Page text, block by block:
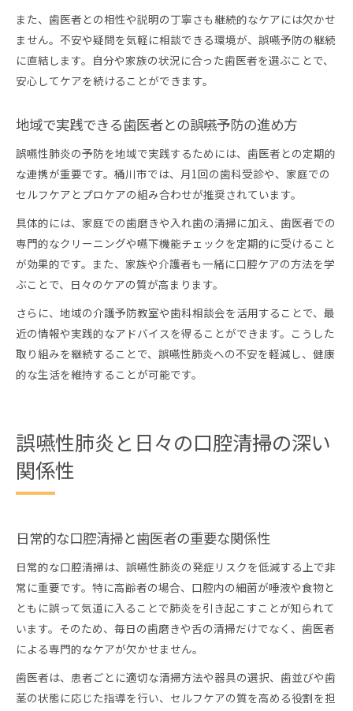
また、歯医者との相性や説明の丁寧さも継続的なケアには欠かせ
ません。不安や疑問を気軽に相談できる環境が、誤嚥予防の継続
に直結します。自分や家族の状況に合った歯医者を選ぶことで、
安心してケアを続けることができます。
地域で実践できる歯医者との誤嚥予防の進め方
誤嚥性肺炎の予防を地域で実践するためには、歯医者との定期的
な連携が重要です。桶川市では、月1回の歯科受診や、家庭での
セルフケアとプロケアの組み合わせが推奨されています。
具体的には、家庭での歯磨きや入れ歯の清掃に加え、歯医者での
専門的なクリーニングや嚥下機能チェックを定期的に受けること
が効果的です。また、家族や介護者も一緒に口腔ケアの方法を学
ぶことで、日々のケアの質が高まります。
さらに、地域の介護予防教室や歯科相談会を活用することで、最
近の情報や実践的なアドバイスを得ることができます。こうした
取り組みを継続することで、誤嚥性肺炎への不安を軽減し、健康
的な生活を維持することが可能です。
誤嚥性肺炎と日々の口腔清掃の深い
関係性
日常的な口腔清掃と歯医者の重要な関係性
日常的な口腔清掃は、誤嚥性肺炎の発症リスクを低減する上で非
常に重要です。特に高齢者の場合、口腔内の細菌が唾液や食物と
ともに誤って気道に入ることで肺炎を引き起こすことが知られて
います。そのため、毎日の歯磨きや舌の清掃だけでなく、歯医者
による専門的なケアが欠かせません。
歯医者は、患者ごとに適切な清掃方法や器具の選択、歯並びや歯
茎の状態に応じた指導を行い、セルフケアの質を高める役割を担